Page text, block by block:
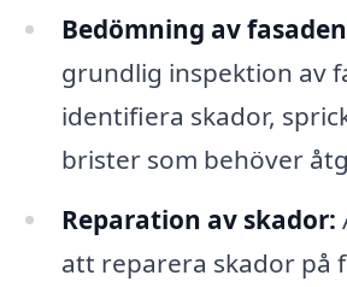
Bedömning av
grundlig inspektion av
identifiera skador,
brister som behöver
Reparation av skador:
att reparera skador på